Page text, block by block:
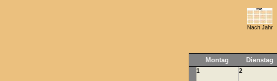
Nach Jahr
Montag Dienstag
1 2